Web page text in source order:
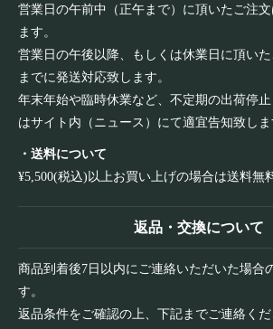
営業日の午前中（正午まで）に頂いたご注
ます。
営業日の午後以降、もしくは休業日に頂い
までに発送対応致します。
年末年始や臨時休業など、不定期の出荷停
はサイト内（ニュース）にて適宜告知致しま
・送料について
¥5,500(税込)以上お買い上げの場合は送料無
返品・交換について
商品到着後7日以内にご連絡いただいた場合
す。
返品条件をご確認の上、下記までご連絡くだ